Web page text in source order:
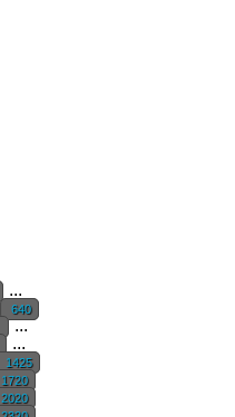
...
640
...
...
1425
1720
2020